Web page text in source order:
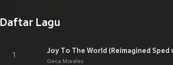
Daftar Lagu
1
Joy To The World (Reimagined Sped
Geca Morales